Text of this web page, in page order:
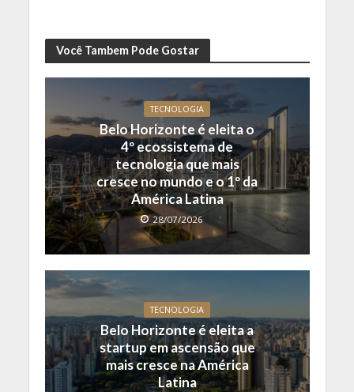
Você Tambem Pode Gostar
TECNOLOGIA
Belo Horizonte é eleita o
4º ecossistema de
tecnologia que mais
cresce no mundo e o 1º da
América Latina
28/07/2026
TECNOLOGIA
Belo Horizonte é eleita a
startup em ascensão que
mais cresce na América
Latina